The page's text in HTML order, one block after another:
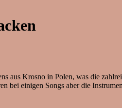
aus Krosno in Polen, was die
einigen Songs aber die